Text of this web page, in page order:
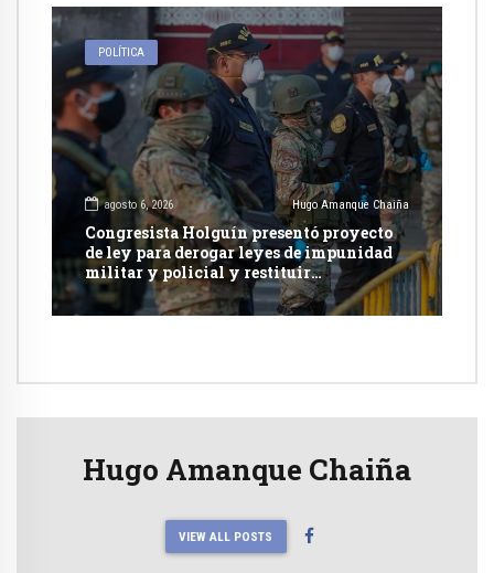
POLÍTICA
agosto 6, 2026 Hugo Amanque Chaiña
Congresista Holguín presentó proyecto
de ley para derogar leyes de impunidad
militar y policial y restituir
competencia de justicia ordinaria
Hugo Amanque Chaiña
VIEW ALL POSTS